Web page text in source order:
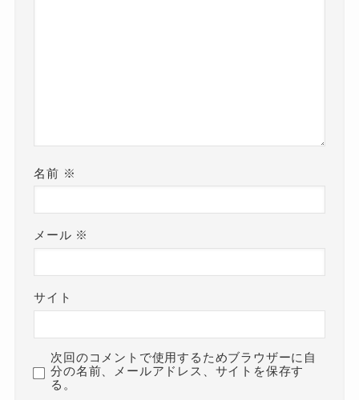
名前 ※
メール ※
サイト
次回のコメントで使用するためブラウザーに自
分の名前、メールアドレス、サイトを保存す
る。